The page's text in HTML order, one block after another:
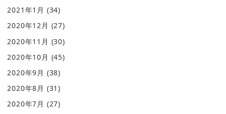
2021年1月 (34)
2020年12月 (27)
2020年11月 (30)
2020年10月 (45)
2020年9月 (38)
2020年8月 (31)
2020年7月 (27)